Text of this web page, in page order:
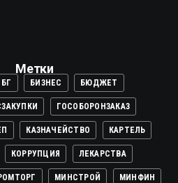
Метки
БГ БИЗНЕС БЮДЖЕТ
ГОСОБОРОНЗАКАЗ
КАЗНАЧЕЙСТВО КАРТЕЛЬ
КОРРУПЦИЯ ЛЕКАРСТВА
МИНСТРОЙ МИНФИН